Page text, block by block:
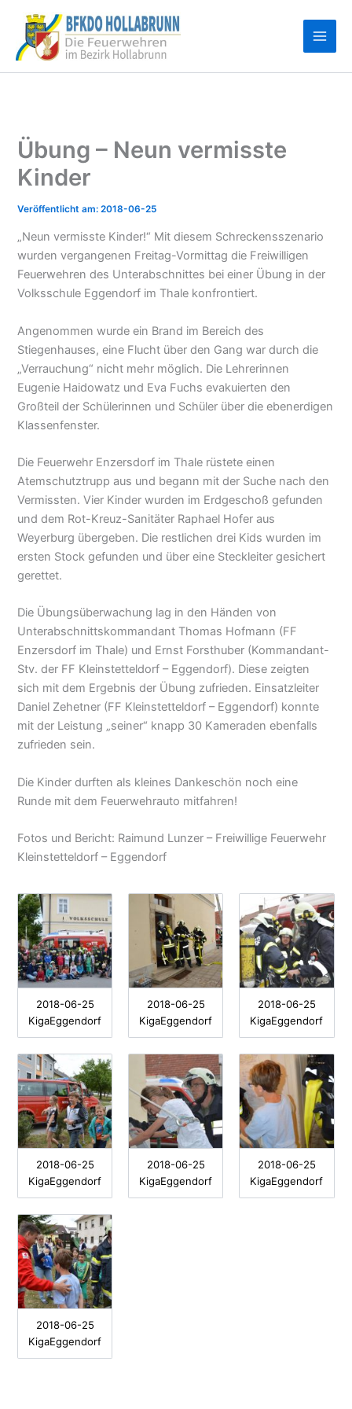
Inhalt
springen
Übung – Neun vermisste
Kinder
2018-06-25
„Neun vermisste Kinder!“ Mit diesem Schreckensszenario
wurden vergangenen Freitag-Vormittag die Freiwilligen
Feuerwehren des Unterabschnittes bei einer Übung in der
Volksschule Eggendorf im Thale konfrontiert.
Angenommen wurde ein Brand im Bereich des
Stiegenhauses, eine Flucht über den Gang war durch die
„Verrauchung“ nicht mehr möglich. Die Lehrerinnen
Eugenie Haidowatz und Eva Fuchs evakuierten den
Großteil der Schülerinnen und Schüler über die ebenerdigen
Klassenfenster.
Die Feuerwehr Enzersdorf im Thale rüstete einen
Atemschutztrupp aus und begann mit der Suche nach den
Vermissten. Vier Kinder wurden im Erdgeschoß gefunden
und dem Rot-Kreuz-Sanitäter Raphael Hofer aus
Weyerburg übergeben. Die restlichen drei Kids wurden im
ersten Stock gefunden und über eine Steckleiter gesichert
gerettet.
Die Übungsüberwachung lag in den Händen von
Unterabschnittskommandant Thomas Hofmann (FF
Enzersdorf im Thale) und Ernst Forsthuber (Kommandant-
Stv. der FF Kleinstetteldorf – Eggendorf). Diese zeigten
sich mit dem Ergebnis der Übung zufrieden. Einsatzleiter
Daniel Zehetner (FF Kleinstetteldorf – Eggendorf) konnte
mit der Leistung „seiner“ knapp 30 Kameraden ebenfalls
zufrieden sein.
Die Kinder durften als kleines Dankeschön noch eine
Runde mit dem Feuerwehrauto mitfahren!
Fotos und Bericht: Raimund Lunzer – Freiwillige Feuerwehr
Kleinstetteldorf – Eggendorf
2018-06-25
KigaEggendorf
2018-06-25
KigaEggendorf
2018-06-25
KigaEggendorf
2018-06-25
KigaEggendorf
2018-06-25
KigaEggendorf
2018-06-25
KigaEggendorf
2018-06-25
KigaEggendorf